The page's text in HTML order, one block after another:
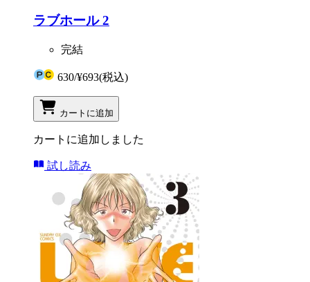
ラブホール 2
完結
630/¥693(税込)
カートに追加
カートに追加しました
試し読み